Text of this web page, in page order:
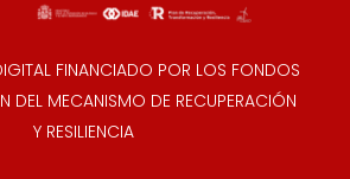
FINANCIADO POR LOS FONDOS
DEL MECANISMO DE RECUPERACIÓN
Y RESILIENCIA